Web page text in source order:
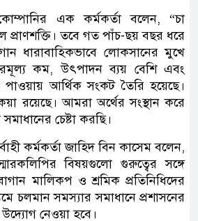
এক কর্মকর্তা বলেন, “চা
প্রাণশক্তি। তবে গত পাঁচ-ছয় বছর ধরে
ধারাবাহিকভাবে লোকসানের মুখে
কম, উৎপাদন ব্যয় বেশি এবং
আর্থিক সংকট তৈরি হয়েছে।
রয়েছে। আমরা অর্থের সংস্থান করে
চেষ্টা করছি।
কর্মকর্তা জাহিদ বিন কাসেম বলেন,
বিষয়গুলো গুরুত্বের সঙ্গে
মালিকপ ও শ্রমিক প্রতিনিধিদের
চলমান সমস্যার সমাধানে প্রশাসনের
নেওয়া হবে।